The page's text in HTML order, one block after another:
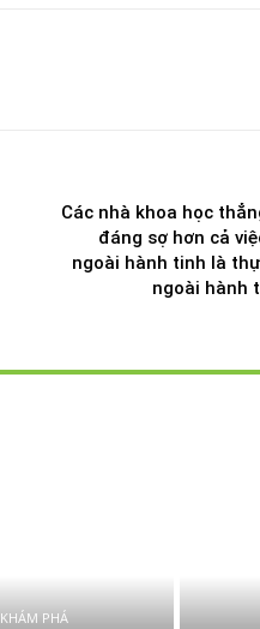
Các nhà khoa học
đáng sợ hơn cả
ngoài hành tinh là
ngoài hành
KHÁM PHÁ